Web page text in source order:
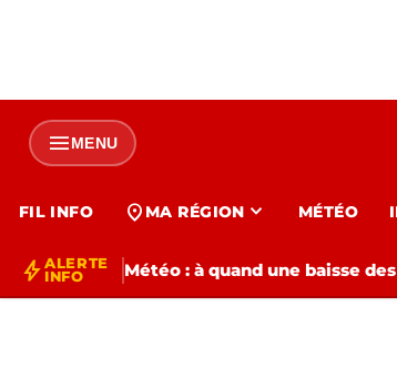
menuMENU
FIL INFO location_on MA RÉGION expand_more MÉTÉO
bolt ALERTE
INFO
Météo : à quand une baisse